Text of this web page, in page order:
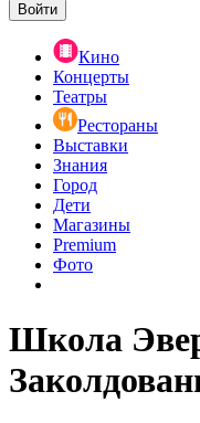
Войти
Кино
Концерты
Театры
Рестораны
Выставки
Знания
Город
Дети
Магазины
Premium
Фото
Школа